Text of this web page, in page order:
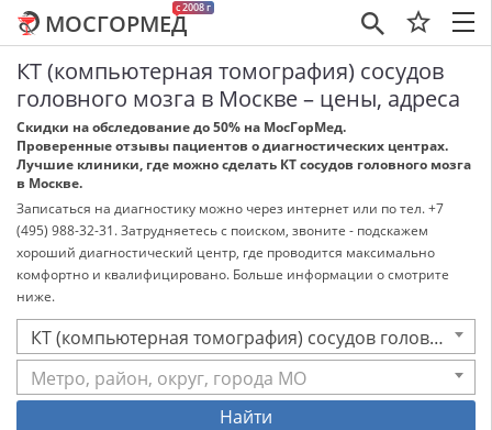
×
c 2008 г
МОСГОРМЕД
КТ (компьютерная томография) сосудов
головного мозга в Москве – цены, адреса
Скидки на обследование до 50% на МосГорМед.
Проверенные отзывы пациентов о диагностических центрах.
Лучшие клиники, где можно сделать КТ сосудов головного мозга
в Москве.
Записаться на диагностику можно через интернет или по тел. +7
(495) 988-32-31. Затрудняетесь с поиском, звоните - подскажем
хороший диагностический центр, где проводится максимально
комфортно и квалифицировано. Больше информации о смотрите
ниже.
КТ (компьютерная томография) сосудов головного мозга
Метро, район, округ, города МО
Найти